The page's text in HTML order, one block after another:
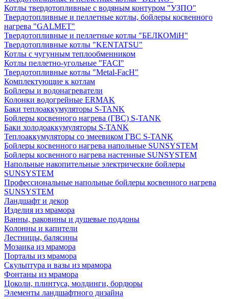
Котлы твердотопливные с водяным контуром "УЗПО"
Твердотопливные и пеллетные котлы, бойлеры косвенного
нагрева "GALMET"
Твердотопливные и пеллетные котлы "БЕЛКОМiН"
Твердотопливные котлы "KENTATSU"
Котлы с чугунным теплообменником
Котлы пеллетно-угольные "FACI"
Твердотопливные котлы "Metal-FacH"
Комплектующие к котлам
Бойлеры и водонагреватели
Колонки водогрейные ERMAK
Баки теплоаккумуляторы S-TANK
Бойлеры косвенного нагрева (ГВС) S-TANK
Баки холодоаккумуляторы S-TANK
Теплоаккумуляторы со змеевиком ГВС S-TANK
Бойлеры косвенного нагрева напольные SUNSYSTEM
Бойлеры косвенного нагрева настенные SUNSYSTEM
Напольные накопительные электрические бойлеры
SUNSYSTEM
Профессиональные напольные бойлеры косвенного нагрева
SUNSYSTEM
Ландшафт и декор
Изделия из мрамора
Ванны, раковины и душевые поддоны
Колонны и капители
Лестницы, балясины
Мозаика из мрамора
Порталы из мрамора
Скульптура и вазы из мрамора
Фонтаны из мрамора
Цоколи, плинтуса, молдинги, бордюры
Элементы ландшафтного дизайна